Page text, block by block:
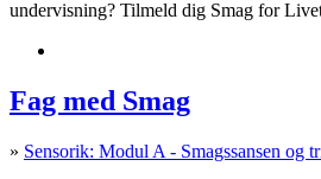
undervisning? Tilmeld dig Smag for
Fag med Smag
» Sensorik: Modul A - Smagssansen og